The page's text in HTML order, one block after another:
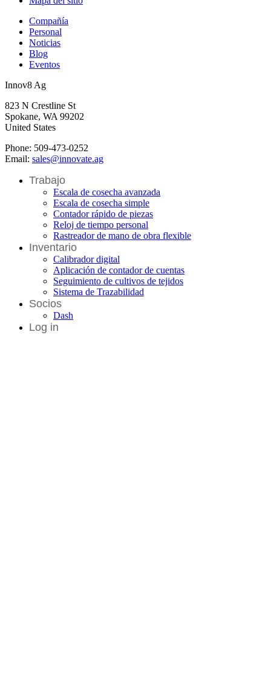
Compañía
Personal
Noticias
Blog
Eventos
Innov8 Ag
823 N Crestline St
Spokane, WA 99202
United States
Phone: 509-473-0252
Email: sales@innovate.ag
Trabajo
Escala de cosecha avanzada
Escala de cosecha simple
Contador rápido de piezas
Reloj de tiempo personal
Rastreador de mano de obra flexible
Inventario
Calibrador digital
Aplicación de contador de cuentas
Seguimiento de cultivos de tejidos
Sistema de Trazabilidad
Socios
Dash
Log in